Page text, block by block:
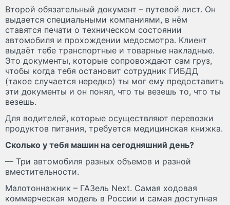
Второй обязательный документ – путевой лист. Он
выдается специальными компаниями, в нём
ставятся печати о техническом состоянии
автомобиля и прохождении медосмотра. Клиент
выдаёт тебе транспортные и товарные накладные.
Это документы, которые сопровождают сам груз,
чтобы когда тебя остановит сотрудник ГИБДД
(такое случается нередко) ты мог ему предоставить
эти документы и он понял, что ты везешь то, что ты
везешь.
Для водителей, которые осуществляют перевозки
продуктов питания, требуется медицинская книжка.
Сколько у тебя машин на сегодняшний день?
— Три автомобиля разных объемов и разной
вместительности.
Малотоннажник – ГАЗель Next. Самая ходовая
коммерческая модель в России и самая доступная